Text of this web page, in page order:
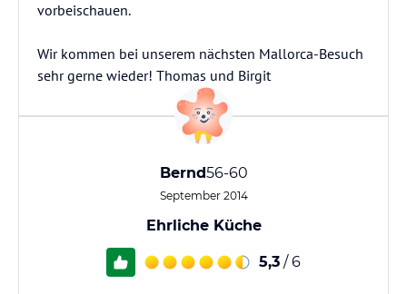
vorbeischauen.
Wir kommen bei unserem nächsten Mallorca-Besuch
sehr gerne wieder! Thomas und Birgit
Bernd56-60
September 2014
Ehrliche Küche
5,3 / 6